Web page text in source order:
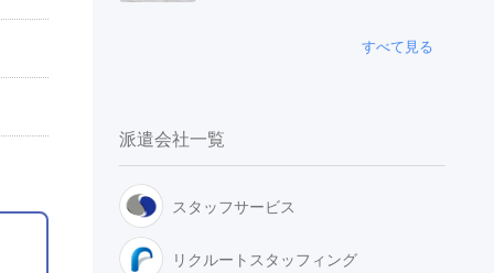
すべて見る
派遣会社一覧
スタッフサービス
リクルートスタッフィング